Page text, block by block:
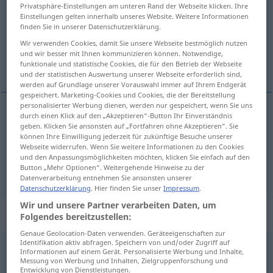
Übersicht aller Übersetzungen
unheilbar unheilbar, unverbesserlich
unheilbar incurable MED
unheilbar,unverbesserlich incurable FIG
„incurable“: noun
incurables
Privatsphäre-Einstellungen am unteren Rand der Webseite klicken. Ihre
Einstellungen gelten innerhalb unseres Website. Weitere Informationen
finden Sie in unserer Datenschutzerklärung.
Wir verwenden Cookies, damit Sie unsere Webseite bestmöglich nutzen
und wir besser mit Ihnen kommunizieren können. Notwendige,
funktionale und statistische Cookies, die für den Betrieb der Webseite
und der statistischen Auswertung unserer Webseite erforderlich sind,
werden auf Grundlage unserer Vorauswahl immer auf Ihrem Endgerät
gespeichert. Marketing-Cookies und Cookies, die der Bereitstellung
personalisierter Werbung dienen, werden nur gespeichert, wenn Sie uns
durch einen Klick auf den „Akzeptieren“-Button Ihr Einverständnis
geben. Klicken Sie ansonsten auf „Fortfahren ohne Akzeptieren“. Sie
können Ihre Einwilligung jederzeit für zukünftige Besuche unserer
Webseite widerrufen. Wenn Sie weitere Informationen zu den Cookies
und den Anpassungsmöglichkeiten möchten, klicken Sie einfach auf den
Button „Mehr Optionen“. Weitergehende Hinweise zu der
Datenverarbeitung entnehmen Sie ansonsten unserer
Datenschutzerklärung. Hier finden Sie unserImpressum.
Wir und unsere Partner verarbeiten Daten, um
Folgendes bereitzustellen:
Genaue Geolocation-Daten verwenden. Geräteeigenschaften zur
Identifikation aktiv abfragen. Speichern von und/oder Zugriff auf
Informationen auf einem Gerät. Personalisierte Werbung und Inhalte,
Messung von Werbung und Inhalten, Zielgruppenforschung und
Entwicklung von Dienstleistungen.